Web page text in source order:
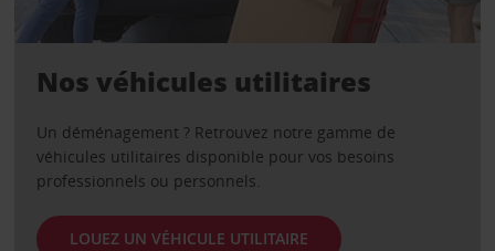
Nos véhicules utilitaires
Un déménagement ? Retrouvez notre gamme de
véhicules utilitaires disponible pour vos besoins
professionnels ou personnels.
LOUEZ UN VÉHICULE UTILITAIRE